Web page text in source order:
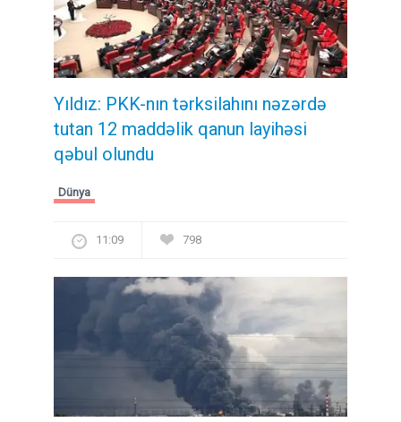
Yıldız: PKK-nın tərksilahını nəzərdə
tutan 12 maddəlik qanun layihəsi
qəbul olundu ​​​​​​​
Dünya
11:09 798